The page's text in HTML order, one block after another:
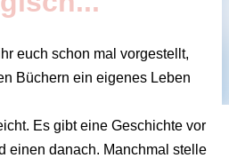
euch schon mal vorgestellt,
Büchern ein eigenes Leben
Es gibt eine Geschichte vor
einen danach. Manchmal stelle